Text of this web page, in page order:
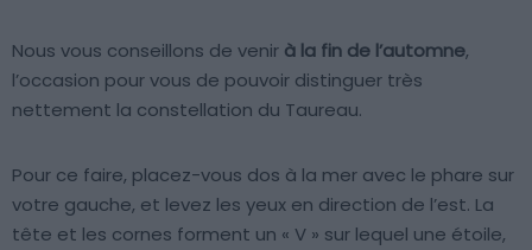
Nous vous conseillons de venir à la fin de l’automne,
l’occasion pour vous de pouvoir distinguer très
nettement la constellation du Taureau.
Pour ce faire, placez-vous dos à la mer avec le phare sur
votre gauche, et levez les yeux en direction de l’est. La
tête et les cornes forment un « V » sur lequel une étoile,